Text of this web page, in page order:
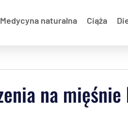
Medycyna naturalna Ciąża
na mięśnie